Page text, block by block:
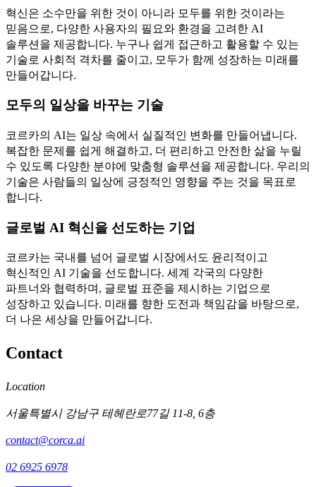
혁신은 소수만을 위한 것이 아니라 모두를 위한 것이라는
믿음으로, 다양한 사용자의 필요와 환경을 고려한 AI
솔루션을 제공합니다. 누구나 쉽게 접근하고 활용할 수 있는
기술로 사회적 격차를 줄이고, 모두가 함께 성장하는 미래를
만들어갑니다.
모두의 일상을 바꾸는 기술
코르카의 AI는 일상 속에서 실질적인 변화를 만들어냅니다.
복잡한 문제를 쉽게 해결하고, 더 편리하고 안전한 삶을 누릴
수 있도록 다양한 분야에 맞춤형 솔루션을 제공합니다. 우리의
기술은 사람들의 일상에 긍정적인 영향을 주는 것을 목표로
합니다.
글로벌 AI 혁신을 선도하는 기업
코르카는 국내를 넘어 글로벌 시장에서도 윤리적이고
혁신적인 AI 기술을 선도합니다. 세계 각국의 다양한
파트너와 협력하며, 글로벌 표준을 제시하는 기업으로
성장하고 있습니다. 미래를 향한 도전과 책임감을 바탕으로,
더 나은 세상을 만들어갑니다.
Contact
Location
서울특별시 강남구 테헤란로77길 11-8, 6층
contact@corca.ai
02 6925 6978